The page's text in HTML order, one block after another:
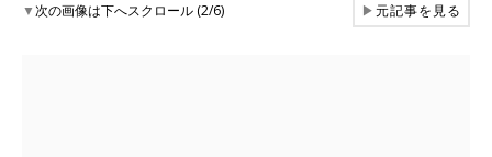
▼次の画像は下へスクロール (2/6) ▶元記事を見る